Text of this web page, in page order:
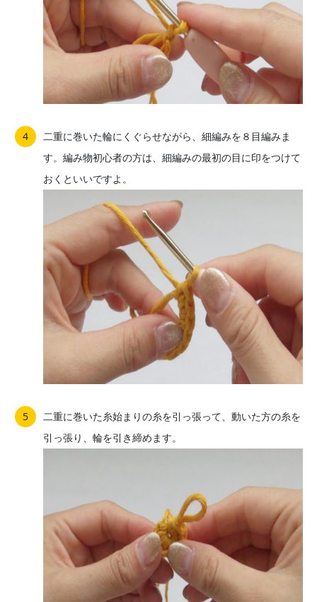
二重に巻いた輪にくぐらせながら、細編みを８目編みま
す。編み物初心者の方は、細編みの最初の目に印をつけて
おくといいですよ。
二重に巻いた糸始まりの糸を引っ張って、動いた方の糸を
引っ張り、輪を引き締めます。